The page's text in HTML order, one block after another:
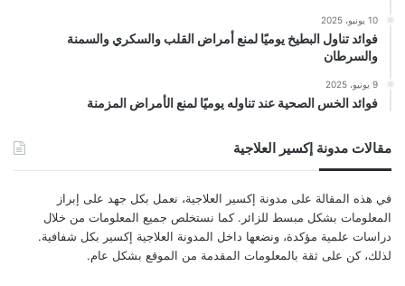
10 يونيو، 2025
فوائد تناول البطيخ يوميًا لمنع أمراض القلب والسكري والسمنة
والسرطان
9 يونيو، 2025
فوائد الخس الصحية عند تناوله يوميًا لمنع الأمراض المزمنة
مقالات مدونة إكسير العلاجية
في هذه المقالة على مدونة إكسير العلاجية، نعمل بكل جهد على إبراز
المعلومات بشكل مبسط للزائر. كما نستخلص جميع المعلومات من خلال
دراسات علمية مؤكدة، ونضعها داخل المدونة العلاجية إكسير بكل شفافية.
لذلك، كن على ثقة بالمعلومات المقدمة من الموقع بشكل عام.